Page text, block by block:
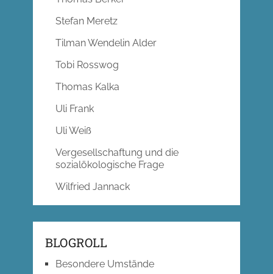
Stefan Meretz
Tilman Wendelin Alder
Tobi Rosswog
Thomas Kalka
Uli Frank
Uli Weiß
Vergesellschaftung und die
sozialökologische Frage
Wilfried Jannack
BLOGROLL
Besondere Umstände